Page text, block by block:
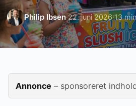
Philip Ibsen·22. juni 2026·13
Annonce – sponsoreret